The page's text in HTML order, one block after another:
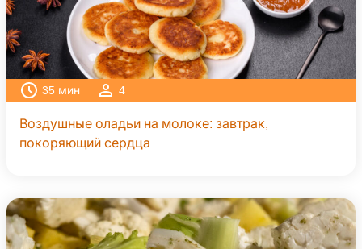
35 мин 4
Воздушные оладьи на молоке: завтрак,
покоряющий сердца